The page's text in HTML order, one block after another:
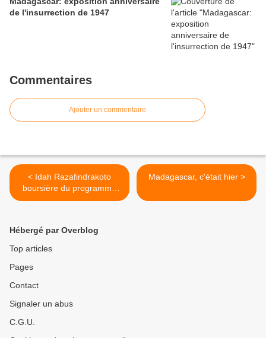
de l'insurrection de 1947
Commentaires
Ajouter un commentaire
< Idah Razafindrakoto
boursière du programme
MILEAD 2017
Madagascar, c'était hier >
Hébergé par Overblog
Top articles
Pages
Contact
Signaler un abus
C.G.U.